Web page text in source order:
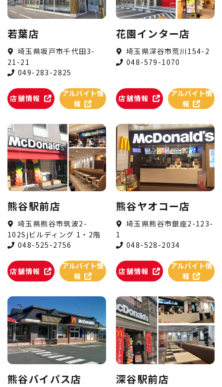
若葉店
埼玉県坂戸市千代田3-
21-21
049-283-2825
店舗情報
アルバイト情
報
花園インター店
埼玉県深谷市荒川154-2
048-579-1070
店舗情報
アルバイト情
報
熊谷駅前店
埼玉県熊谷市筑波2-
102Sjビルディング 1・2階
048-525-2756
店舗情報
アルバイト情
報
熊谷ヤオコー店
埼玉県熊谷市銀座2-123-
1
048-528-2034
店舗情報
アルバイト情
報
熊谷バイパス店 深谷駅前店